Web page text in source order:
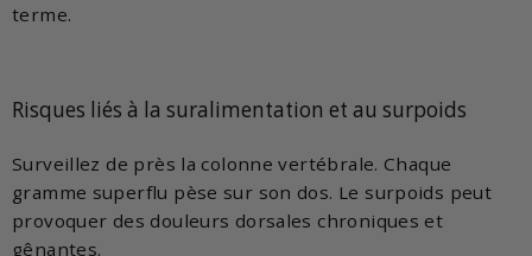
terme.
Risques liés à la suralimentation et au surpoids
Surveillez de près la colonne vertébrale. Chaque
gramme superflu pèse sur son dos. Le surpoids peut
provoquer des douleurs dorsales chroniques et
gênantes.